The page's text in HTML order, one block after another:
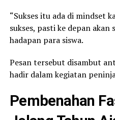
“Sukses itu ada di mindset
sukses, pasti ke depan akan
hadapan para siswa.
Pesan tersebut disambut
hadir dalam kegiatan
Pembenahan